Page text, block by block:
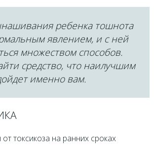
ребенка тошнота
явлением, и с ней
множеством способов.
средство, что наилучшим
именно вам.